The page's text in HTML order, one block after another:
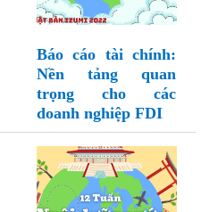
Báo cáo tài chính:
Nền tảng quan
trọng cho các
doanh nghiệp FDI